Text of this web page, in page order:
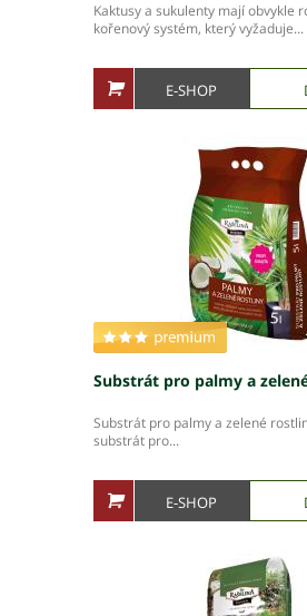
Kaktusy a sukulenty mají obvykle
kořenový systém, který vyžaduje...
E-SHOP
Substrát pro palmy a
Substrát pro palmy a zelené
substrát pro...
E-SHOP